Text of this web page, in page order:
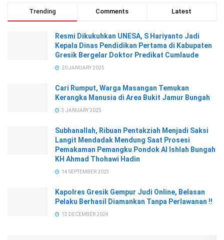
Trending Comments Latest
Resmi Dikukuhkan UNESA, S Hariyanto Jadi
Kepala Dinas Pendidikan Pertama di Kabupaten
Gresik Bergelar Doktor Predikat Cumlaude
20 JANUARY 2025
Cari Rumput, Warga Masangan Temukan
Kerangka Manusia di Area Bukit Jamur Bungah
3 JANUARY 2025
Subhanallah, Ribuan Pentakziah Menjadi Saksi
Langit Mendadak Mendung Saat Prosesi
Pemakaman Pemangku Pondok Al Ishlah Bungah
KH Ahmad Thohawi Hadin
14 SEPTEMBER 2023
Kapolres Gresik Gempur Judi Online, Belasan
Pelaku Berhasil Diamankan Tanpa Perlawanan !!
13 DECEMBER 2024